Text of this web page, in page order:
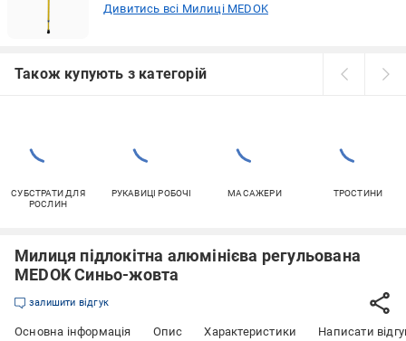
Дивитись всі Милиці MEDOK
Також купують з категорій
СУБСТРАТИ ДЛЯ
РОСЛИН
РУКАВИЦІ РОБОЧІ МАСАЖЕРИ ТРОСТИНИ
Милиця підлокітна алюмінієва регульована
MEDOK Синьо-жовта
залишити відгук
Основна інформація Опис Характеристики Написати